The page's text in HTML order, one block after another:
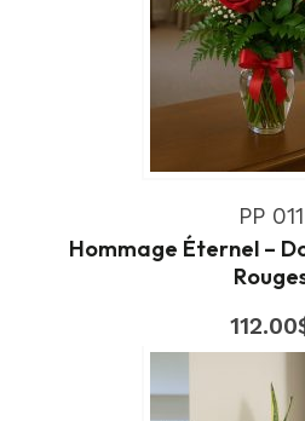
PP 011
Hommage Éternel –
112.00